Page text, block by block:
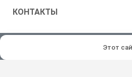
КОНТАКТЫ
Все права
Этот